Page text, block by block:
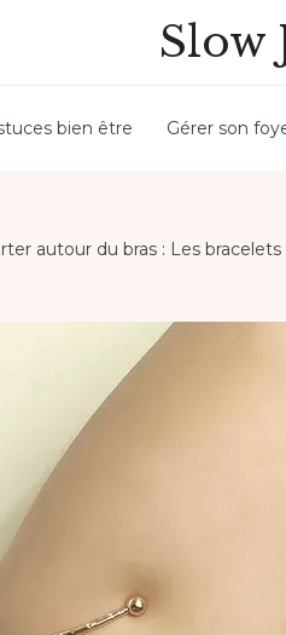
Slow
bien être Gérer son
autour du bras : Les bracelets